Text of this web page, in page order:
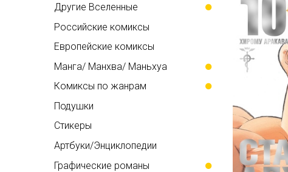
Другие Вселенные
Российские комиксы
Европейские комиксы
Манга/ Манхва/ Маньхуа
Комиксы по жанрам
Подушки
Стикеры
Артбуки/Энциклопедии
Графические романы